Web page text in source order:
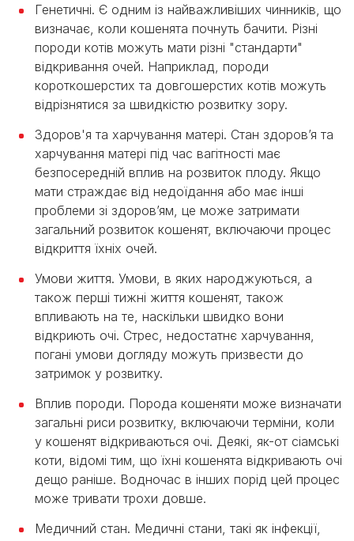
Генетичні. Є одним із найважливіших чинників, що
визначає, коли кошенята почнуть бачити. Різні
породи котів можуть мати різні "стандарти"
відкривання очей. Наприклад, породи
короткошерстих та довгошерстих котів можуть
відрізнятися за швидкістю розвитку зору.
Здоров'я та харчування матері. Стан здоров’я та
харчування матері під час вагітності має
безпосередній вплив на розвиток плоду. Якщо
мати страждає від недоїдання або має інші
проблеми зі здоров’ям, це може затримати
загальний розвиток кошенят, включаючи процес
відкриття їхніх очей.
Умови життя. Умови, в яких народжуються, а
також перші тижні життя кошенят, також
впливають на те, наскільки швидко вони
відкриють очі. Стрес, недостатнє харчування,
погані умови догляду можуть призвести до
затримок у розвитку.
Вплив породи. Порода кошеняти може визначати
загальні риси розвитку, включаючи терміни, коли
у кошенят відкриваються очі. Деякі, як-от сіамські
коти, відомі тим, що їхні кошенята відкривають очі
дещо раніше. Водночас в інших порід цей процес
може тривати трохи довше.
Медичний стан. Медичні стани, такі як інфекції,